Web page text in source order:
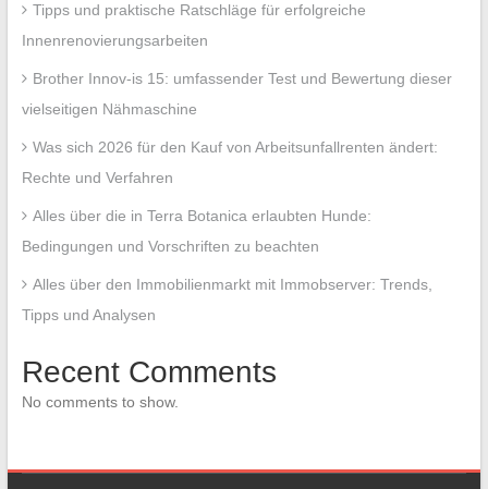
Tipps und praktische Ratschläge für erfolgreiche
Innenrenovierungsarbeiten
Brother Innov-is 15: umfassender Test und Bewertung dieser
vielseitigen Nähmaschine
Was sich 2026 für den Kauf von Arbeitsunfallrenten ändert:
Rechte und Verfahren
Alles über die in Terra Botanica erlaubten Hunde:
Bedingungen und Vorschriften zu beachten
Alles über den Immobilienmarkt mit Immobserver: Trends,
Tipps und Analysen
Recent Comments
No comments to show.